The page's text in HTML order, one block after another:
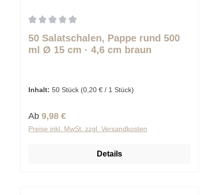
50 Salatschalen, Pappe rund 500
ml Ø 15 cm · 4,6 cm braun
Inhalt: 50 Stück (0,20 € / 1 Stück)
Regulärer Preis:
Ab 9,98 €
Preise inkl. MwSt. zzgl. Versandkosten
Details